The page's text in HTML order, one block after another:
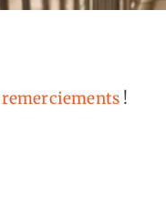
remerciements !